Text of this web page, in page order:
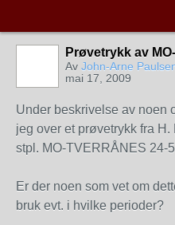
Prøvetrykk av
Av John-Arne
mai 17, 2009
Under beskrivelse av noen
jeg over et prøvetrykk fra
stpl. MO-TVERRÅNES 24-
Er der noen som vet om
bruk evt. i hvilke perioder?